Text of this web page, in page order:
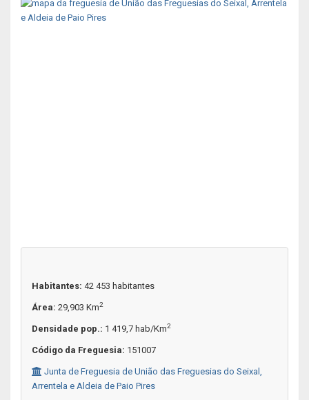
Habitantes: 42 453 habitantes
Área: 29,903 Km2
Densidade pop.: 1 419,7 hab/Km2
Código da Freguesia: 151007
Junta de Freguesia de União das Freguesias do Seixal,
Arrentela e Aldeia de Paio Pires